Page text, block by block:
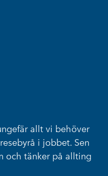
allt vi behöver
i jobbet. Sen
och tänker på allting